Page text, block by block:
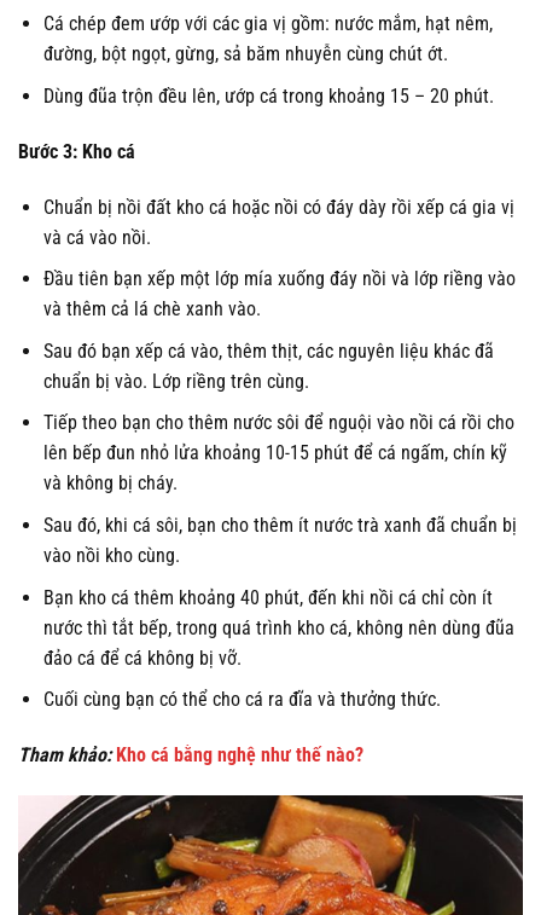
Cá chép đem ướp với các gia vị gồm: nước mắm, hạt nêm,
đường, bột ngọt, gừng, sả băm nhuyễn cùng chút ớt.
Dùng đũa trộn đều lên, ướp cá trong khoảng 15 – 20 phút.
Bước 3: Kho cá
Chuẩn bị nồi đất kho cá hoặc nồi có đáy dày rồi xếp cá gia vị
và cá vào nồi.
Đầu tiên bạn xếp một lớp mía xuống đáy nồi và lớp riềng vào
và thêm cả lá chè xanh vào.
Sau đó bạn xếp cá vào, thêm thịt, các nguyên liệu khác đã
chuẩn bị vào. Lớp riềng trên cùng.
Tiếp theo bạn cho thêm nước sôi để nguội vào nồi cá rồi cho
lên bếp đun nhỏ lửa khoảng 10-15 phút để cá ngấm, chín kỹ
và không bị cháy.
Sau đó, khi cá sôi, bạn cho thêm ít nước trà xanh đã chuẩn bị
vào nồi kho cùng.
Bạn kho cá thêm khoảng 40 phút, đến khi nồi cá chỉ còn ít
nước thì tắt bếp, trong quá trình kho cá, không nên dùng đũa
đảo cá để cá không bị vỡ.
Cuối cùng bạn có thể cho cá ra đĩa và thưởng thức.
Tham khảo: Kho cá bằng nghệ như thế nào?